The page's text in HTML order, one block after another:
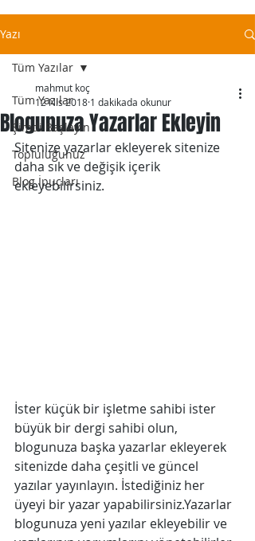
Yazı
Tüm Yazılar
Şimdi Başlayın
Topluluğunuz
Blog İpuçları
Tüm Yazılar
Blogunuza Yazarlar Ekleyin
mahmut koç
12 Nis 2018 1 dakikada okunur
Sitenize yazarlar ekleyerek sitenize
daha sık ve değişik içerik
ekleyebilirsiniz.
İster küçük bir işletme sahibi ister
büyük bir dergi sahibi olun,
blogunuza başka yazarlar ekleyerek
sitenizde daha çeşitli ve güncel
yazılar yayınlayın. İstediğiniz her
üyeyi bir yazar yapabilirsiniz.Yazarlar
blogunuza yeni yazılar ekleyebilir ve